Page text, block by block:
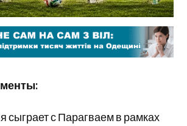
с Парагваем в рамках